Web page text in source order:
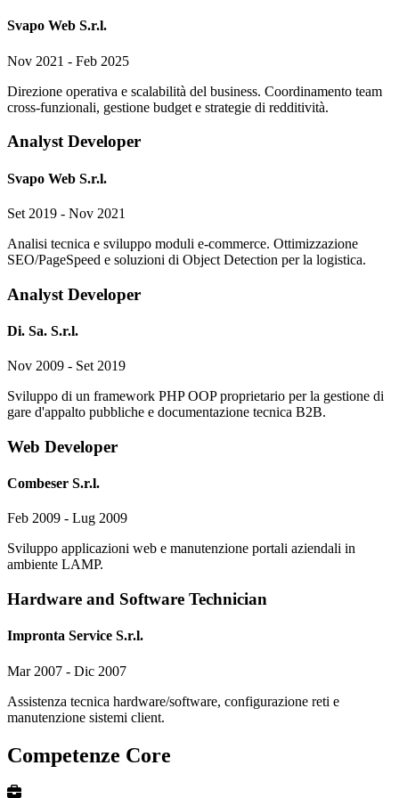
Svapo Web S.r.l.
Nov 2021 - Feb 2025
Direzione operativa e scalabilità del business. Coordinamento team
cross-funzionali, gestione budget e strategie di redditività.
Analyst Developer
Svapo Web S.r.l.
Set 2019 - Nov 2021
Analisi tecnica e sviluppo moduli e-commerce. Ottimizzazione
SEO/PageSpeed e soluzioni di Object Detection per la logistica.
Analyst Developer
Di. Sa. S.r.l.
Nov 2009 - Set 2019
Sviluppo di un framework PHP OOP proprietario per la gestione di
gare d'appalto pubbliche e documentazione tecnica B2B.
Web Developer
Combeser S.r.l.
Feb 2009 - Lug 2009
Sviluppo applicazioni web e manutenzione portali aziendali in
ambiente LAMP.
Hardware and Software Technician
Impronta Service S.r.l.
Mar 2007 - Dic 2007
Assistenza tecnica hardware/software, configurazione reti e
manutenzione sistemi client.
Competenze Core